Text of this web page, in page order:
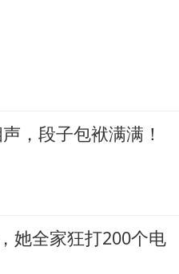
，段子包袱满满！
她全家狂打200个电